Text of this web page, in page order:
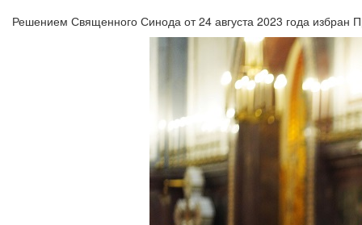
Решением Священного Синода от 24 августа 2023 года